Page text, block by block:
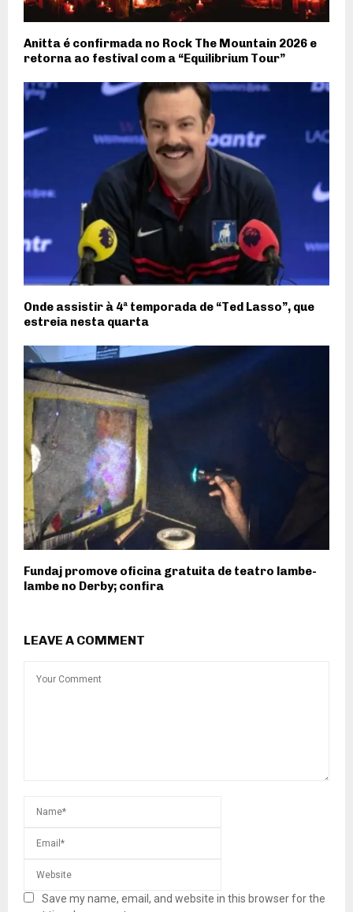
Anitta é confirmada no Rock The Mountain 2026 e
retorna ao festival com a “Equilibrium Tour”
Onde assistir à 4ª temporada de “Ted Lasso”, que
estreia nesta quarta
Fundaj promove oficina gratuita de teatro lambe-
lambe no Derby; confira
LEAVE A COMMENT
Save my name, email, and website in this browser for the